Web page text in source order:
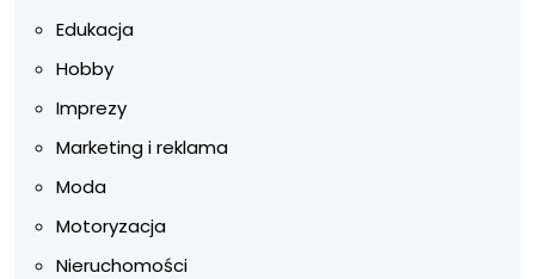
Edukacja
Hobby
Imprezy
Marketing i reklama
Moda
Motoryzacja
Nieruchomości